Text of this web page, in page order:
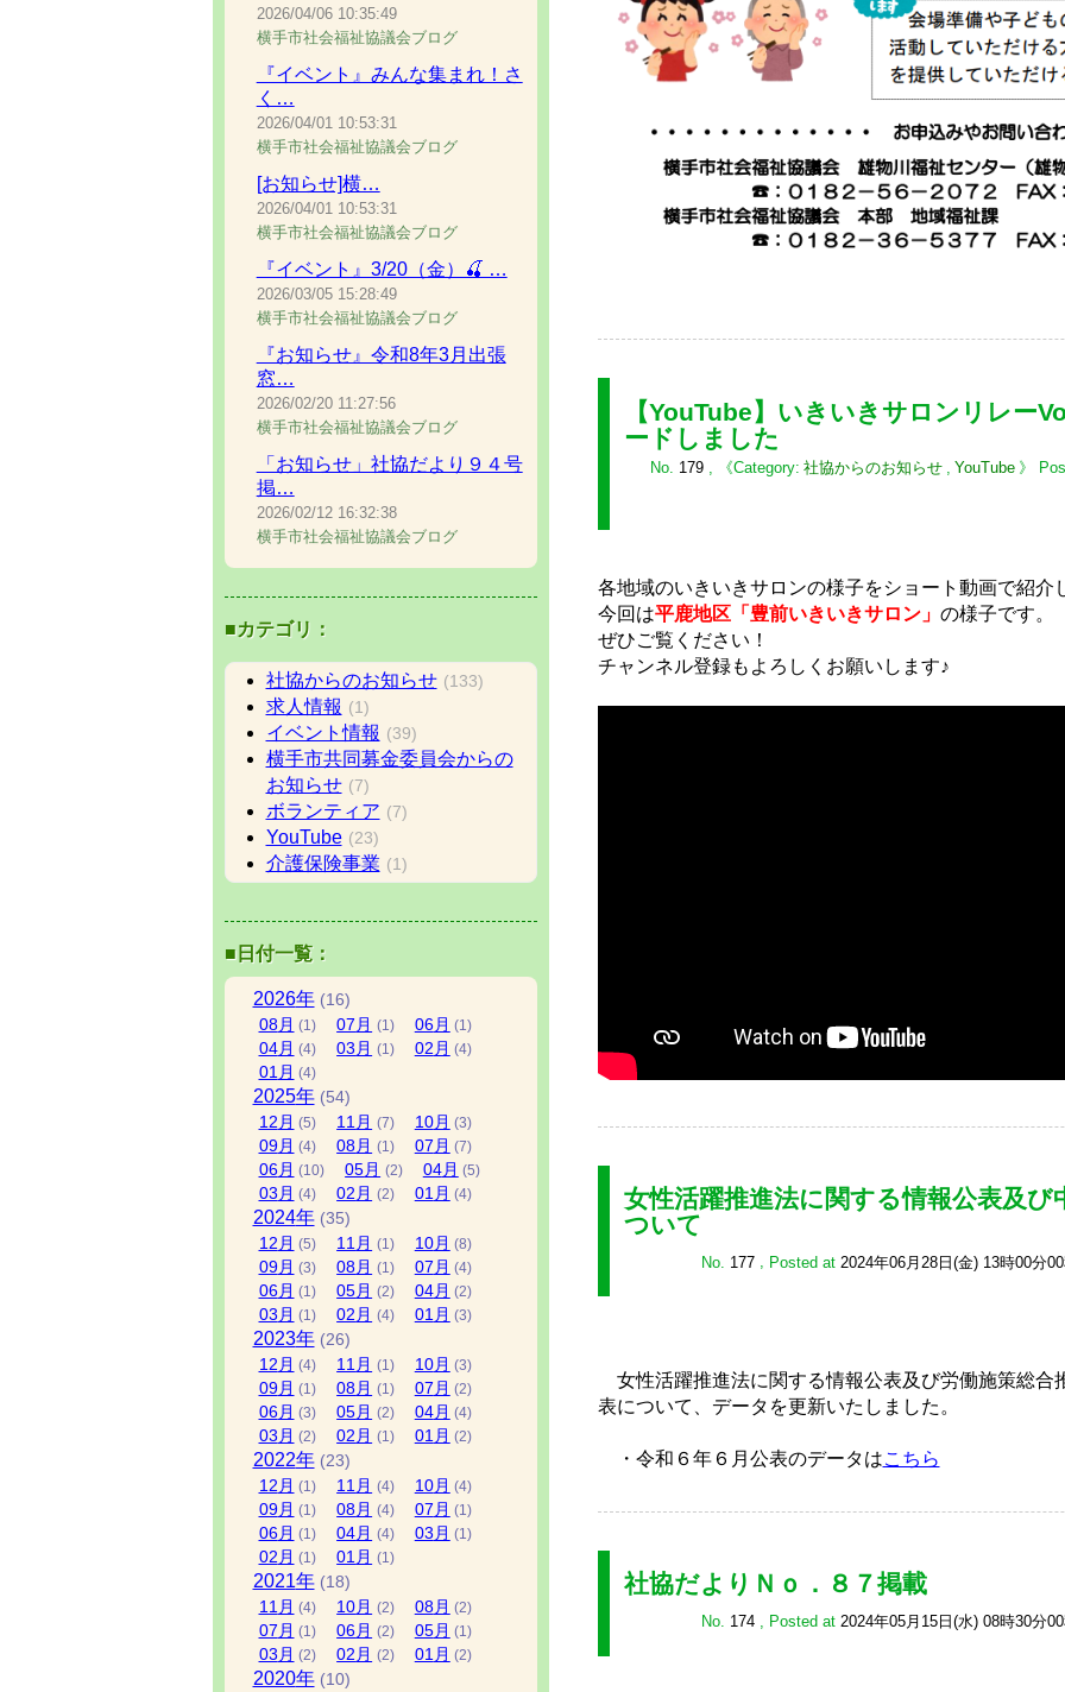
【YouTube】いきいきサロンリレー
ードしました
No. 179, 社協からのお知らせ YouTube
各地域のいきいきサロンの様子をショート動画で紹介
今回は平鹿地区「豊前いきいきサロン」 の様子です。
ぜひご覧ください！
チャンネル登録もよろしくお願いします♪
女性活躍推進法に関する情報公表及び
ついて
No. 177, Posted at 2024年06月28日(金) 13時00分
女性活躍推進法に関する情報公表及び労働施策総合
表について、データを更新いたしました。
・令和６年６月公表のデータはこちら
社協だよりＮｏ．８７掲載
No. 174, Posted at 2024年05月15日(水) 08時30分
2026/04/06 10:35:49
横手市社会福祉協議会ブログ
『イベント』みんな集まれ！さ
く…
2026/04/01 10:53:31
横手市社会福祉協議会ブログ
[お知らせ]横…
2026/04/01 10:53:31
横手市社会福祉協議会ブログ
『イベント』3/20（金）🍒 …
2026/03/05 15:28:49
横手市社会福祉協議会ブログ
『お知らせ』令和8年3月出張
窓…
2026/02/20 11:27:56
横手市社会福祉協議会ブログ
「お知らせ」社協だより９４号
掲…
2026/02/12 16:32:38
横手市社会福祉協議会ブログ
■カテゴリ：
社協からのお知らせ (133)
求人情報 (1)
イベント情報 (39)
横手市共同募金委員会からの
お知らせ (7)
ボランティア (7)
YouTube (23)
介護保険事業 (1)
■日付一覧：
2026年 (16)
08月 (1) 07 月 (1) 06月 (1)
04月 (4) 03 月 (1) 02 月 (4)
01 月 (4)
2025年 (54)
12 月 (5) 11 月 (7) 10月 (3)
09月 (4) 08月 (1) 07 月 (7)
06月 (10) 05月 (2) 04月 (5)
03 月 (4) 02 月 (2) 01 月 (4)
2024年 (35)
12 月 (5) 11 月 (1) 10月 (8)
09月 (3) 08月 (1) 07 月 (4)
06月 (1) 05月 (2) 04月 (2)
03 月 (1) 02 月 (4) 01 月 (3)
2023年 (26)
12 月 (4) 11 月 (1) 10月 (3)
09月 (1) 08月 (1) 07 月 (2)
06月 (3) 05月 (2) 04月 (4)
03 月 (2) 02 月 (1) 01 月 (2)
2022年 (23)
12 月 (1) 11 月 (4) 10月 (4)
09月 (1) 08月 (4) 07 月 (1)
06月 (1) 04月 (4) 03 月 (1)
02 月 (1) 01 月 (1)
2021年 (18)
11 月 (4) 10月 (2) 08月 (2)
07 月 (1) 06月 (2) 05月 (1)
03 月 (2) 02 月 (2) 01 月 (2)
2020年 (10)